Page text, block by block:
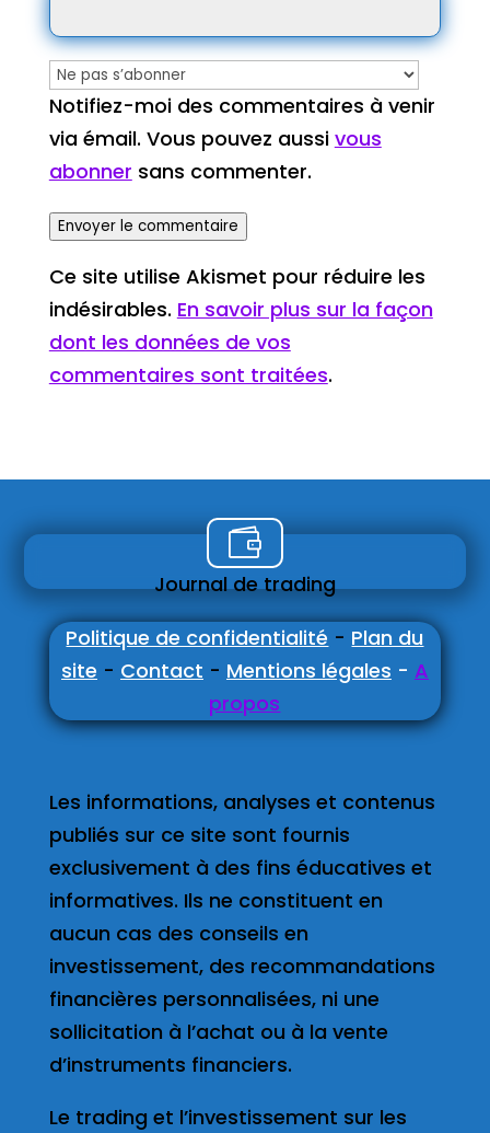
Notifiez-moi des commentaires à venir
via émail. Vous pouvez aussi vous
abonner sans commenter.
Envoyer le commentaire
Ce site utilise Akismet pour réduire les
indésirables. En savoir plus sur la façon
dont les données de vos
commentaires sont traitées.

Journal de trading
Politique de confidentialité - Plan du
site - Contact - Mentions légales - A
propos
Les informations, analyses et contenus
publiés sur ce site sont fournis
exclusivement à des fins éducatives et
informatives. Ils ne constituent en
aucun cas des conseils en
investissement, des recommandations
financières personnalisées, ni une
sollicitation à l’achat ou à la vente
d’instruments financiers.
Le trading et l’investissement sur les